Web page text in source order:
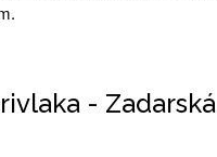
- Zadarská